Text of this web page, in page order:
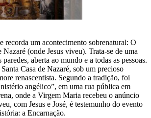
recorda um acontecimento sobrenatural: O
Nazaré (onde Jesus viveu). Trata-se de uma
paredes, aberta ao mundo e a todas as pessoas.
Casa de Nazaré, sob um precioso
renascentista. Segundo a tradição, foi
angélico”, em uma rua pública em
onde a Virgem Maria recebeu o anúncio
com Jesus e José, é testemunho do evento
a Encarnação.